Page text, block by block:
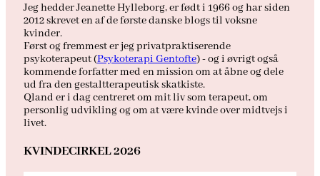
Jeg hedder Jeanette Hylleborg, er født i 1966 og har siden
2012 skrevet en af de første danske blogs til voksne
kvinder.
Først og fremmest er jeg privatpraktiserende
psykoterapeut (Psykoterapi Gentofte) - og i øvrigt også
kommende forfatter med en mission om at åbne og dele
ud fra den gestaltterapeutisk skatkiste.
Qland er i dag centreret om mit liv som terapeut, om
personlig udvikling og om at være kvinde over midtvejs i
livet.
KVINDECIRKEL 2026